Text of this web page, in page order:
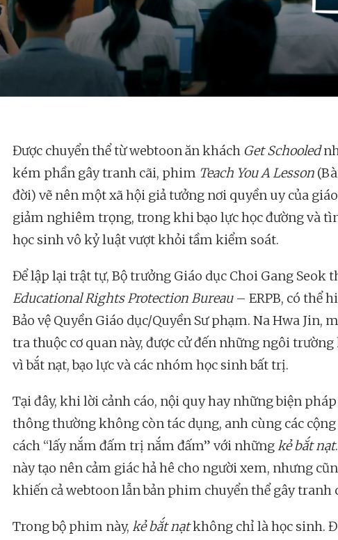
Được chuyển thể từ webtoon ăn khách Get Schooled
kém phần gây tranh cãi, phim Teach You A Lesson
đời) vẽ nên một xã hội giả tưởng nơi quyền uy của
giảm nghiêm trọng, trong khi bạo lực học đường và
học sinh vô kỷ luật vượt khỏi tầm kiểm soát.
Để lập lại trật tự, Bộ trưởng Giáo dục Choi Gang Seok
Educational Rights Protection Bureau– ERPB, có thể
Bảo vệ Quyền Giáo dục/Quyền Sư phạm. Na Hwa Jin,
tra thuộc cơ quan này, được cử đến những ngôi
vì bắt nạt, bạo lực và các nhóm học sinh bất trị.
Tại đây, khi lời cảnh cáo, nội quy hay những biện
thông thường không còn tác dụng, anh cùng các cộng
cách “lấy nắm đấm trị nắm đấm” với nhữngkẻ bắt nạt
này tạo nên cảm giác hả hê cho người xem, nhưng
khiến cả webtoon lẫn bản phim chuyển thể gây tranh
Trong bộ phim này, kẻ bắt nạtkhông chỉ là học sinh.